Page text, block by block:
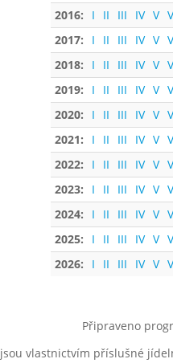
2016:
I II III IV V
2017:
I II III IV V
2018:
I II III IV V
2019:
I II III IV V
2020:
I II III IV V
2021:
I II III IV V
2022:
I II III IV V
2023:
I II III IV V
2024:
I II III IV V
2025:
I II III IV V
2026:
I II III IV V
Připraveno
vlastnictvím příslušné